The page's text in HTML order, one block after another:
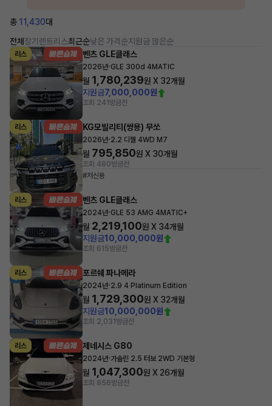
총 11,430대
전체 장기렌트리스최근순낮은 가격순지원금 많은순
리스 벤츠 GLE클래스
2026년·GLE 300d 4MATIC
월 1,780,239원 X 32개월
지원금7,000,000원
조회 241 방금전
리스 KG모빌리티(쌍용) 무쏘
2026년·2.2 디젤 4WD M7
월 795,850원 X 30개월
조회 480방금전
#저신용
리스 벤츠 GLE클래스
2024년·GLE 53 AMG 4MATIC+
월 2,219,100원 X 34개월
지원금10,000,000원
조회 615방금전
리스 포르쉐 파나메라
2024년·2.9 4 Platinum Edition
월 1,729,300원 X 32개월
지원금10,000,000원
조회 2,031 방금전
리스 제네시스 G80
2024년·가솔린 2.5 터보 2WD 기본형
월 1,047,300원 X 26개월
조회 856방금전